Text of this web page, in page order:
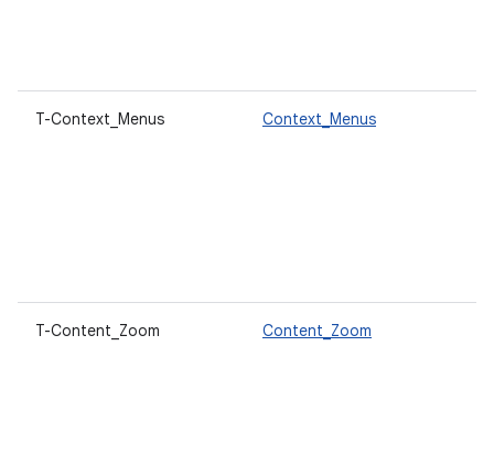
T-Context_Menus Context_Menus
T-Content_Zoom Content_Zoom